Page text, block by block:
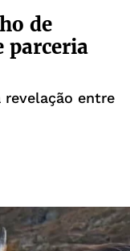
de
parceria
revelação entre